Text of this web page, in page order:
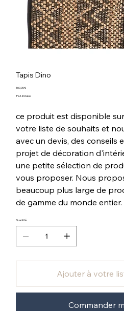
Tapis Dino
Prix
569,00 €
TVA Incluse
ce produit est disponible
votre liste de souhaits et
avec un devis, des conseils
projet de décoration
une petite sélection de
vous proposer. Nous
beaucoup plus large de
de gamme du monde entier.
Quantité
Ajouter à votre
Commander